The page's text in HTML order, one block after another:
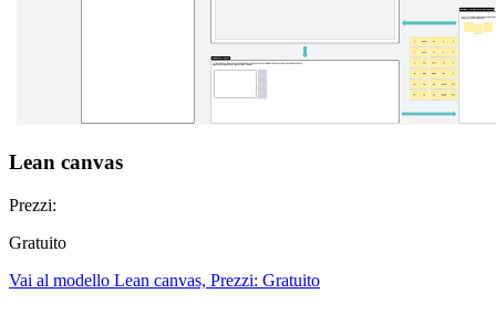
Lean canvas
Prezzi:
Gratuito
Vai al modello Lean canvas, Prezzi: Gratuito